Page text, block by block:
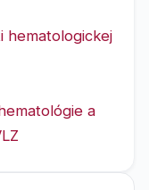
hematologickej
a